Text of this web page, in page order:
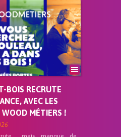
BOIS RECRUTE
AVEC LES
WOOD MÉTIERS !